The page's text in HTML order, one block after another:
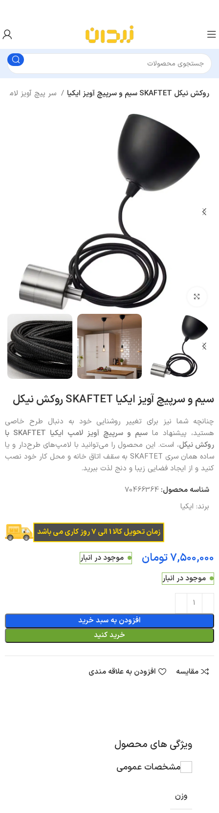
سر پیچ آویز لامپ سیم و سرپیچ آویز ایکیا SKAFTET روکش نیکل
بزرگنمایی تصویر
سیم و سرپیچ آویز ایکیا SKAFTET روکش نیکل
چنانچه شما نیز برای تغییر روشنایی خود به دنبال طرح خاصی
هستید، پیشنهاد ما سیم و سرپیچ آویز لامپ ایکیا
SKAFTET با
روکش نیکل، است. این محصول را می‌توانید با لامپ‌های طرح‌دار و یا
ساده همان سری SKAFTET به سقف اتاق خانه و محل کار خود نصب
کنید و از ایجاد فضایی زیبا و دنج لذت ببرید.
شناسه محصول:70466364
برند: ایکیا
زمان تحویل کالا 1 الی 7 روز کاری می باشد
تومان
موجود در انبار
موجود در انبار
افزودن به سبد خرید
خرید کنید
مقایسه افزودن به علاقه مندی
ویژگی های محصول
مشخصات عمومی
وزن